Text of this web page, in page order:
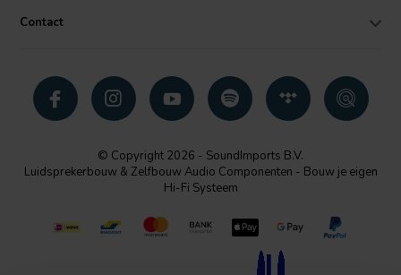
Contact
© Copyright 2026 - SoundImports B.V.
Luidsprekerbouw & Zelfbouw Audio Componenten - Bouw je eigen
Hi-Fi Systeem